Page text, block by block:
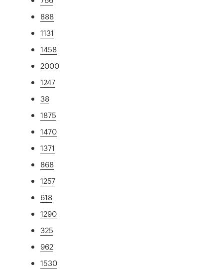
888
1131
1458
2000
1247
38
1875
1470
1371
868
1257
618
1290
325
962
1530